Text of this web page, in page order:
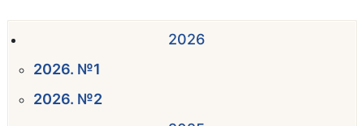
2026
2026. №1
2026. №2